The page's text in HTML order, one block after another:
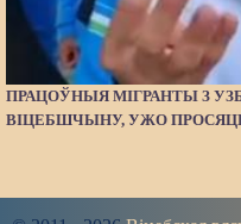
ПРАЦОЎНЫЯ МІГРАНТЫ З
ВІЦЕБШЧЫНУ, УЖО